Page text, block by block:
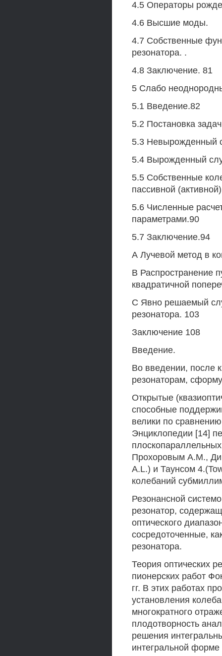
4.5 Операторы
4.6 Высшие моды.
4.7 Собственные
резонатора. .
4.8 Заключение. 81
5 Слабо
5.1 Введение.82
5.2 Постановка
5.3 Невырожденный
5.4 Вырожденный
5.5 Собственные
пассивной
5.6 Численные
параметрами.90
5.7 Заключение.94
А Лучевой метод в
В Распространение
квадратичной
С Явно решаемый
резонатора. 103
Заключение 108
Введение.
Во введении, после
резонаторам,
Открытые
способные
велики по
Энциклопедии [14]
Прохоровым A.M.,
A.L.) и Таунсом
колебаний
Резонансной
резонатор,
оптического
сосредоточенные,
резонатора.
Теория оптических
пионерских работ
гг. В этих работах
установления
многократного
плодотворность
решения
интегральной